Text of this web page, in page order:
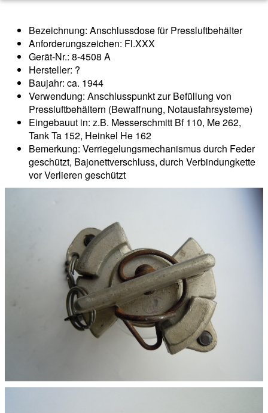
Bezeichnung: Anschlussdose für Pressluftbehälter
Anforderungszeichen: Fl.XXX
Gerät-Nr.: 8-4508 A
Hersteller: ?
Baujahr: ca. 1944
Verwendung: Anschlusspunkt zur Befüllung von
Pressluftbehältern (Bewaffnung, Notausfahrsysteme)
Eingebauut in: z.B. Messerschmitt Bf 110, Me 262,
Tank Ta 152, Heinkel He 162
Bemerkung: Verriegelungsmechanismus durch Feder
geschützt, Bajonettverschluss, durch Verbindungkette
vor Verlieren geschützt